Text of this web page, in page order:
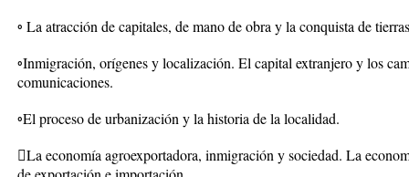
◦ La atracción de capitales, de mano de obra y la conquista de
◦Inmigración, orígenes y localización. El capital extranjero y los
comunicaciones.
◦El proceso de urbanización y la historia de la localidad.
La economía agroexportadora, inmigración y sociedad. La